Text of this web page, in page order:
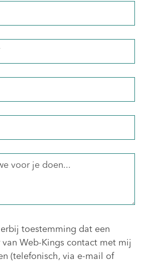
toestemming dat een
van Web-Kings contact met mij
(telefonisch, via e-mail of